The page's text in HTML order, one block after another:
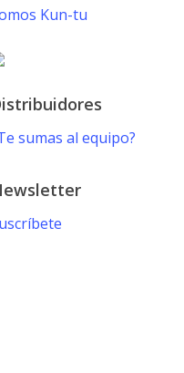
Kun-tu
sumas al equipo?